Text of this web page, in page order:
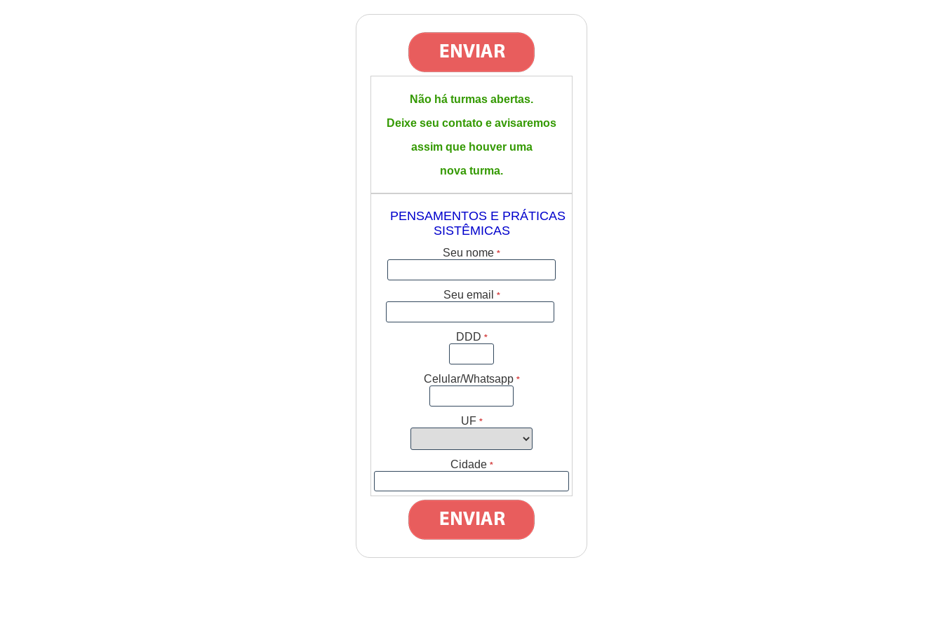
Não há turmas abertas.
Deixe seu contato e avisaremos
assim que houver uma
nova turma.
PENSAMENTOS E PRÁTICAS
SISTÊMICAS
Seu nome *
Seu email *
DDD *
Celular/Whatsapp *
UF *
Cidade *